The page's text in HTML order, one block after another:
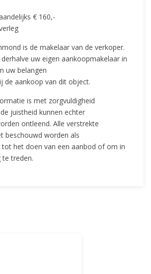
€ 160,-
is de makelaar van de verkoper.
uw eigen aankoopmakelaar in
uw belangen
de aankoop van dit object.
is met zorgvuldigheid
juistheid kunnen echter
ontleend. Alle verstrekte
beschouwd worden als
tot het doen van een aanbod of om in
te treden.